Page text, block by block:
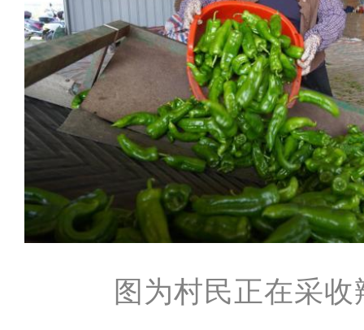
图为村民正在采